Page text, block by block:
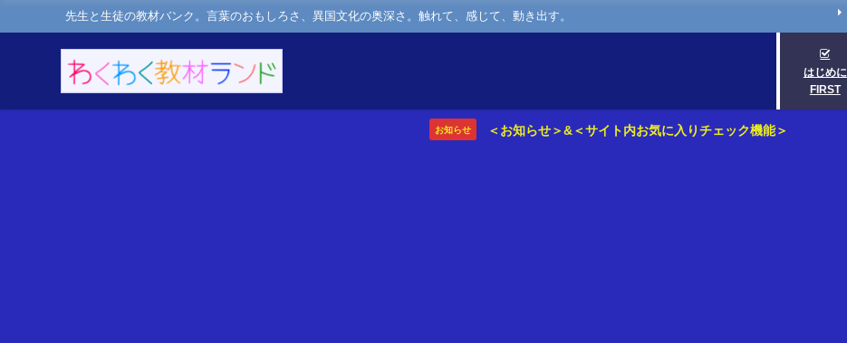
先生と生徒の教材バンク。言葉のおもしろさ、異国文化の奥深さ。触れて、感じて、動き出す。
はじめに
FIRST
お知らせ ＜お知らせ＞&＜サイト内お気に入りチェック機能＞